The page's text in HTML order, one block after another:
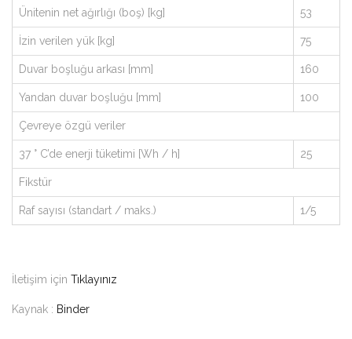
Ünitenin net ağırlığı (boş) [kg] 53
İzin verilen yük [kg] 75
Duvar boşluğu arkası [mm] 160
Yandan duvar boşluğu [mm] 100
Çevreye özgü veriler
37 ° C’de enerji tüketimi [Wh / h] 25
Fikstür
Raf sayısı (standart / maks.) 1/5
İletişim için Tıklayınız
Kaynak : Binder